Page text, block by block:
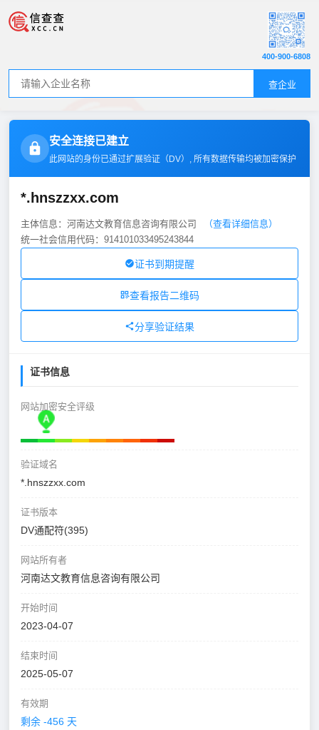
查企业
400-900-6808
安全连接已建立
此网站的身份已通过扩展验证（DV）, 所有数据传输均被加密保护
*.hnszzxx.com
主体信息：河南达文教育信息咨询有限公司
（查看详细信息）
统一社会信用代码：914101033495243844
证书到期提醒
查看报告二维码
分享验证结果
证书信息
网站加密安全评级
验证域名
*.hnszzxx.com
证书版本
DV通配符(395)
网站所有者
河南达文教育信息咨询有限公司
开始时间
2023-04-07
结束时间
2025-05-07
有效期
剩余 -456 天